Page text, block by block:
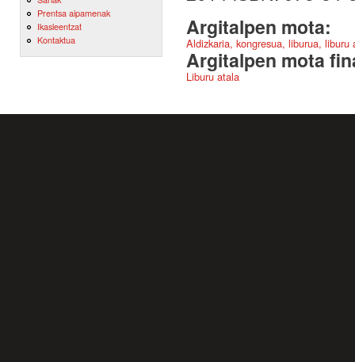
Prentsa aipamenak
Ikasleentzat
Kontaktua
Argitalpen mota:
Aldizkaria, kongresua, liburua,
Argitalpen mota
Liburu atala